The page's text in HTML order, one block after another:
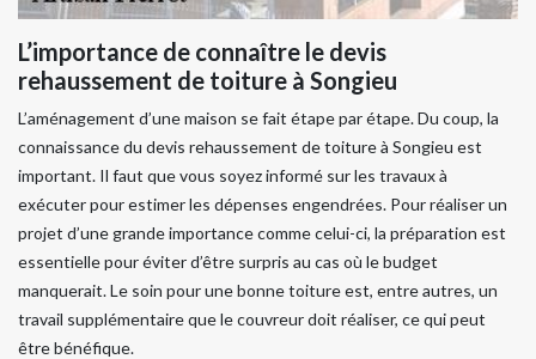
L’importance de connaître le devis
rehaussement de toiture à Songieu
L’aménagement d’une maison se fait étape par étape. Du coup, la
connaissance du devis rehaussement de toiture à Songieu est
important. Il faut que vous soyez informé sur les travaux à
exécuter pour estimer les dépenses engendrées. Pour réaliser un
projet d’une grande importance comme celui-ci, la préparation est
essentielle pour éviter d’être surpris au cas où le budget
manquerait. Le soin pour une bonne toiture est, entre autres, un
travail supplémentaire que le couvreur doit réaliser, ce qui peut
être bénéfique.